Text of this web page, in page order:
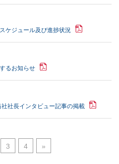
ケジュール及び進捗状況
るお知らせ
社長インタビュー記事の掲載
3 4 »